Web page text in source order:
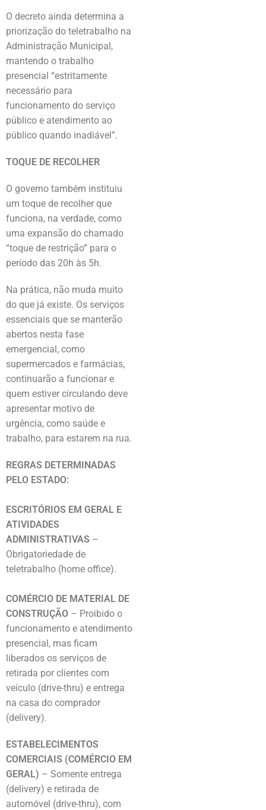
O decreto ainda determina a
priorização do teletrabalho na
Administração Municipal,
mantendo o trabalho
presencial “estritamente
necessário para
funcionamento do serviço
público e atendimento ao
público quando inadiável”.
TOQUE DE RECOLHER
O governo também instituiu
um toque de recolher que
funciona, na verdade, como
uma expansão do chamado
“toque de restrição” para o
período das 20h às 5h.
Na prática, não muda muito
do que já existe. Os serviços
essenciais que se manterão
abertos nesta fase
emergencial, como
supermercados e farmácias,
continuarão a funcionar e
quem estiver circulando deve
apresentar motivo de
urgência, como saúde e
trabalho, para estarem na rua.
REGRAS DETERMINADAS
PELO ESTADO:
ESCRITÓRIOS EM GERAL E
ATIVIDADES
ADMINISTRATIVAS –
Obrigatoriedade de
teletrabalho (home office).
COMÉRCIO DE MATERIAL DE
CONSTRUÇÃO – Proibido o
funcionamento e atendimento
presencial, mas ficam
liberados os serviços de
retirada por clientes com
veículo (drive-thru) e entrega
na casa do comprador
(delivery).
ESTABELECIMENTOS
COMERCIAIS (COMÉRCIO EM
GERAL) – Somente entrega
(delivery) e retirada de
automóvel (drive-thru), com